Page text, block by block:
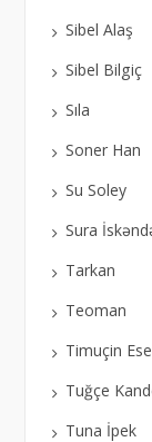
Sibel Alaş
Sibel Bilgiç
Sıla
Soner Han
Su Soley
Sura
Tarkan
Teoman
Timuçin
Tuğçe
Tuna İpek